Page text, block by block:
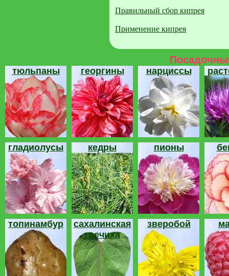
Правильный сбор кипрея
Применение кипрея
тюльпаны георгины нарциссы
гладиолусы кедры пионы
топинамбур
сахалинская
гречиха
зверобой